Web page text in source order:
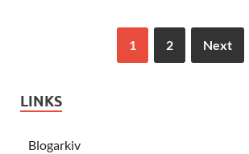
1 2 Next
LINKS
Blogarkiv